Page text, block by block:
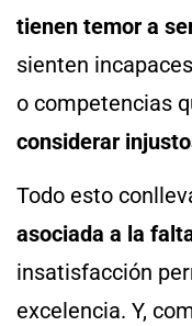
tienen temor a
sienten
o competencias
considerar
Todo esto
asociada a la
insatisfacción
excelencia. Y,